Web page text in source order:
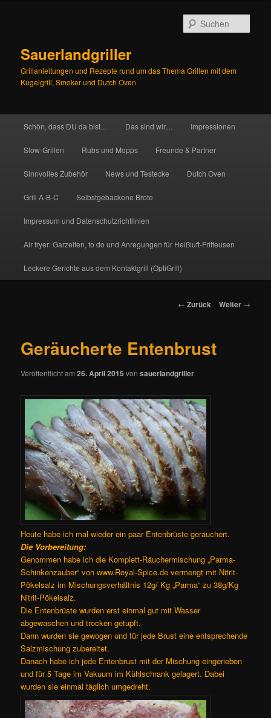
Sauerlandgriller
Grillanleitungen und Rezepte rund um das Thema Grillen mit dem
Kugelgrill, Smoker und Dutch Oven
Schön, dass DU da bist… Das sind wir… Impressionen
Slow-Grillen Rubs und Mopps Freunde & Partner
Sinnvolles Zubehör News und Testecke Dutch Oven
Grill A-B-C Selbstgebackene Brote
Impressum und Datenschutzrichtlinien
Air fryer: Garzeiten, to do und Anregungen für Heißluft-Fritteusen
Leckere Gerichte aus dem Kontaktgrill (OptiGrill)
Beitrags-
← Zurück Weiter →
Geräucherte Entenbrust
Veröffentlicht am26. April 2015 vonsauerlandgriller
Heute habe ich mal wieder ein paar Entenbrüste geräuchert.
Die Vorbereitung:
Genommen habe ich die Komplett-Räuchermischung „Parma-
Schinkenzauber“ von www.Royal-Spice.de vermengt mit Nitrit-
Pökelsalz im Mischungsverhältnis 12g/ Kg „Parma“ zu 38g/Kg
Nitrit-Pökelsalz.
Die Entenbrüste wurden erst einmal gut mit Wasser
abgewaschen und trocken getupft.
Dann wurden sie gewogen und für jede Brust eine entsprechende
Salzmischung zubereitet.
Danach habe ich jede Entenbrust mit der Mischung eingerieben
und für 5 Tage im Vakuum im Kühlschrank gelagert. Dabei
wurden sie einmal täglich umgedreht.